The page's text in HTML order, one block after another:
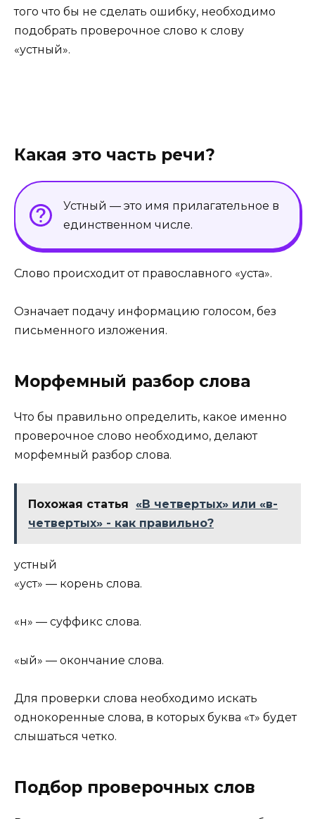
того что бы не сделать ошибку, необходимо
подобрать проверочное слово к слову
«устный».
Какая это часть речи?
Устный — это имя прилагательное в
единственном числе.
Слово происходит от православного «уста».
Означает подачу информацию голосом, без
письменного изложения.
Морфемный разбор слова
Что бы правильно определить, какое именно
проверочное слово необходимо, делают
морфемный разбор слова.
Похожая статья
«В четвертых» или «в-
четвертых» - как правильно?
устный
«уст» — корень слова.
«н» — суффикс слова.
«ый» — окончание слова.
Для проверки слова необходимо искать
однокоренные слова, в которых буква «т» будет
слышаться четко.
Подбор проверочных слов